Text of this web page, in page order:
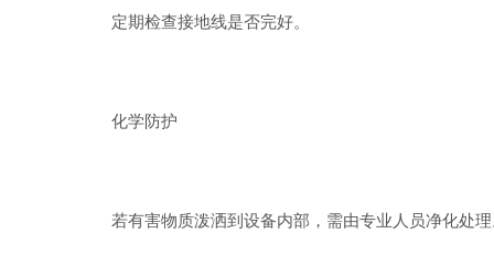
定期检查接地线是否完好。
化学防护
若有害物质泼洒到设备内部，需由专业人员净化处理